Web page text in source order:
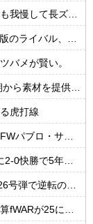
ンはモテ無い。厳しいって
のSwitch版だったw
バメが賢い。
を提供してしまう
虎打線
年のKリーグ得点王
大は古巣に恩返しPK弾
率が高い奇妙な二面性」
時にはどれくらいの数字になるのか楽しみ」